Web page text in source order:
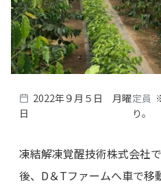
2022年９月５日 月曜
日
定員
り。
凍結解凍覚醒技術株式会社
後、D＆Tファームへ車で移